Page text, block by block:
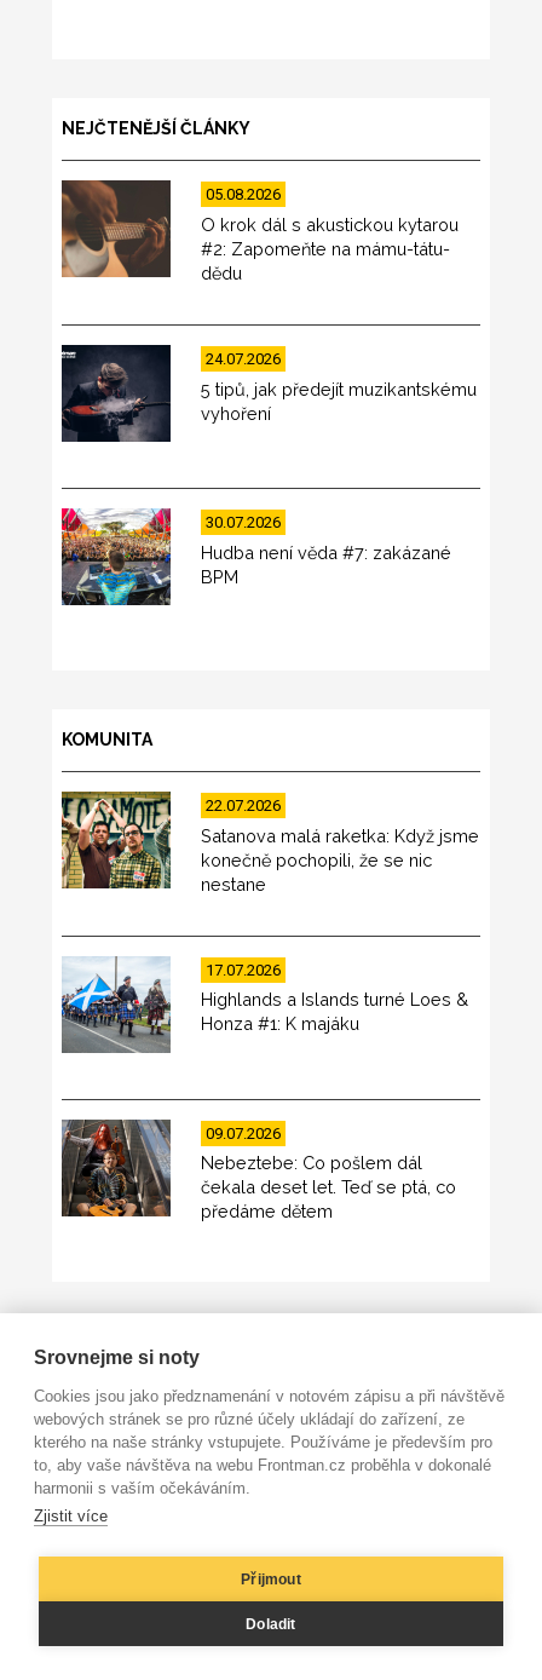
NEJČTENĚJŠÍ ČLÁNKY
05.08.2026
O krok dál s akustickou kytarou
#2: Zapomeňte na mámu-tátu-
dědu
24.07.2026
5 tipů, jak předejít muzikantskému
vyhoření
30.07.2026
Hudba není věda #7: zakázané
BPM
KOMUNITA
22.07.2026
Satanova malá raketka: Když jsme
konečně pochopili, že se nic
nestane
17.07.2026
Highlands a Islands turné Loes &
Honza #1: K majáku
09.07.2026
Nebeztebe: Co pošlem dál
čekala deset let. Teď se ptá, co
předáme dětem
NOVÝ OBSAH
UPROSTŘED čtyři tváře jihomoravské
Srovnejme si noty
Cookies jsou jako předznamenání v notovém zápisu a při návštěvě
webových stránek se pro různé účely ukládají do zařízení, ze
kterého na naše stránky vstupujete. Používáme je především pro
to, aby vaše návštěva na webu Frontman.cz proběhla v dokonalé
harmonii s vaším očekáváním.
Zjistit více
Přijmout
Doladit